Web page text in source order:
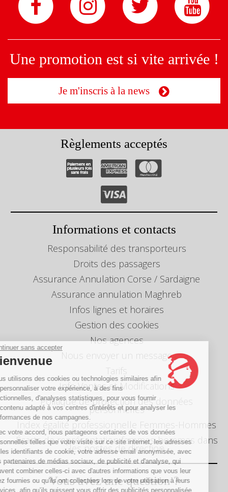
Continuer sans accepter
Bienvenue
Nous utilisons des cookies ou technologies similaires afin
de personnaliser votre expérience, à des fins
fonctionnelles, d'analyses statistiques, pour vous fournir
un contenu adapté à vos centres d'intérêts et pour analyser les
performances de nos campagnes.
Avec votre accord, nous partageons certaines de vos données
personnelles telles que votre visite sur ce site internet, les adresses
IP, les identifiants de cookie, votre adresse email anonymisée, avec
nos partenaires de médias sociaux, de publicité et d'analyse, qui
peuvent combiner celles-ci avec d'autres informations que vous leur
avez fournies ou qu'ils ont collectées lors de votre utilisation à leurs
services, afin qu’ils puissent vous offrir des publicités personnalisée
Une promotion est si vite arrivée !
Je m'inscris à la news
Règlements acceptés
Informations et contacts
Responsabilité des transporteurs
Droits des passagers
Assurance Annulation Corse / Sardaigne
Assurance annulation Maghreb
Infos lignes et horaires
Gestion des cookies
Nos agences
Nous envoyer un message
Tarifs
Info Ventes et Modifications
Politique de protection des données
personnelles
Index égalité professionnelle Femmes-Hommes
Écarts de représentation femmes-hommes dans
les postes de direction
Vous avez une question ?